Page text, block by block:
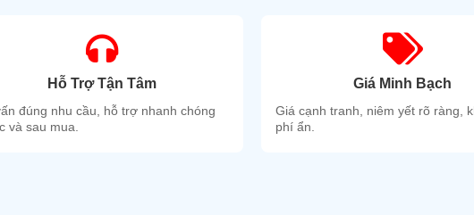
Hỗ Trợ Tận Tâm
đúng nhu cầu, hỗ trợ nhanh chóng
và sau mua.
Giá Minh Bạch
Giá cạnh tranh, niêm yết rõ ràng,
phí ẩn.